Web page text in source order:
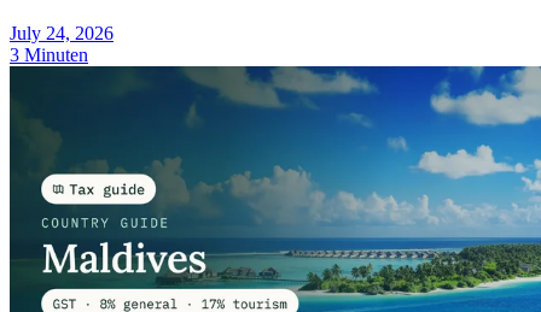
July 24, 2026
3 Minuten